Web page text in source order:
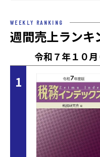
WEEKLY RANKING
週間売上ランキ
令和７年１０
1